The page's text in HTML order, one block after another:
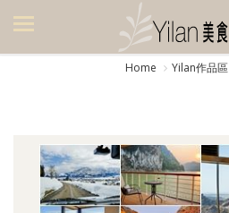
美食集
旅遊集
旅遊美食集
Home Yilan作品區